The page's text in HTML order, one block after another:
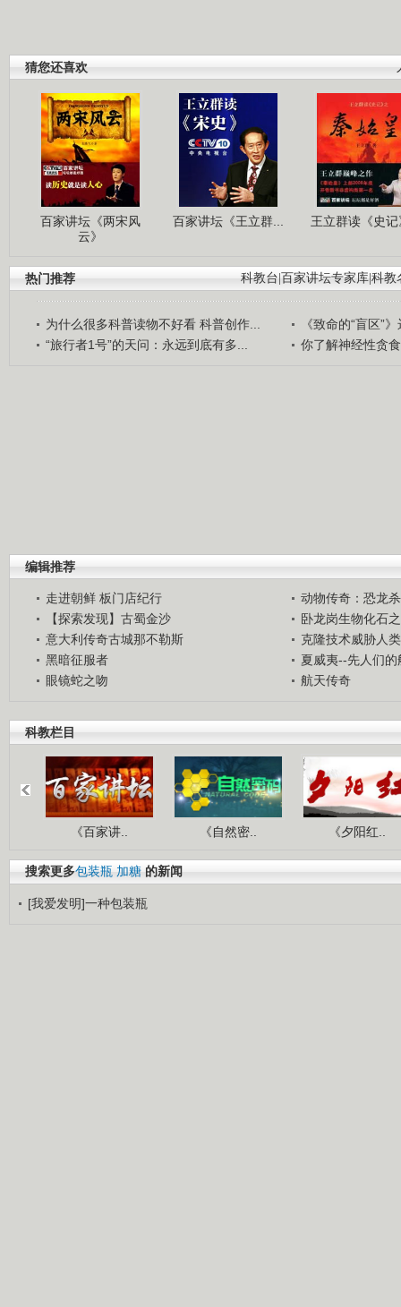
猜您还喜欢
百家讲坛《两宋风
云》
百家讲坛《王立群... 王立群读《史
科教台 百家讲坛专家库 科教
热门推荐
为什么很多科普读物不好看 科普创作...
《致命的“盲区”
“旅行者1号”的天问：永远到底有多...
你了解神经性贪
编辑推荐
走进朝鲜 板门店纪行
动物传奇：恐龙
【探索发现】古蜀金沙
卧龙岗生物化石
意大利传奇古城那不勒斯
克隆技术威胁人
黑暗征服者
夏威夷--先人们的
眼镜蛇之吻
航天传奇
科教栏目
《百家讲.. 《自然密.. 《夕阳红..
搜索更多包装瓶 加糖 的新闻
[我爱发明]一种包装瓶